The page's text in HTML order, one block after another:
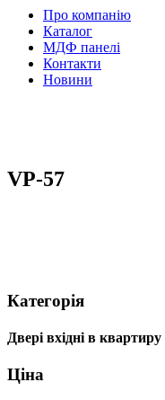
Про компанію
Каталог
МДФ панелі
Контакти
Новини
VP-57
Категорія
Двері вхідні в квартиру
Ціна